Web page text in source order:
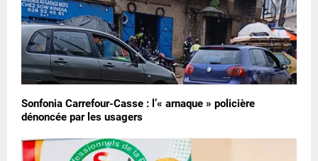
Sonfonia Carrefour-Casse : l’« arnaque » policière
dénoncée par les usagers